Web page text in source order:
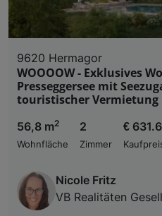
9620 Hermagor
WOOOOW - Exklusives
Presseggersee mit
touristischer Vermietung
56,8 m2
Wohnfläche
2
Zimmer
€
Nicole Fritz
VB Realitäten